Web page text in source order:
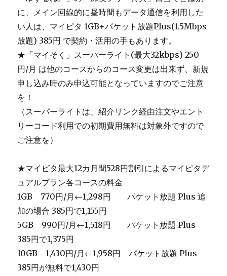
に、メイン回線的に昼時間もデータ通信を利用した
い人は、マイピタ 1GB+パケット放題Plus(1.5Mbps
放題) 385円 で契約・活用の手もあります。
★「マイそく」スーパーライト(最大32kbps) 250
円/月 は他のコースからのコース変更は出来ず、新規
申し込み時のみ申込可能となっていますのでご注意
を！
（スーパーライトは、紹介リンク経由注文やエント
リーコード利用での初期費用無料は対象外ですので
ご注意を）
★マイピタ最大12カ月間528円割引によるマイピタデ
ュアルプラン各コースの料金
1GB 770円/月←1,298円 パケット放題 Plus 追
加の場合 385円で1,155円
5GB 990円/月←1,518円 パケット放題 Plus
385円で1,375円
10GB 1,430円/月←1,958円 パケット放題 Plus
385円が無料で1,430円